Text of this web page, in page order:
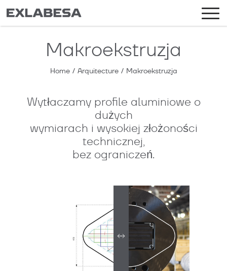
Makroekstruzja
Home / Arquitecture / Makroekstruzja
Wytłaczamy profile aluminiowe o
dużych
wymiarach i wysokiej złożoności
technicznej,
bez ograniczeń.